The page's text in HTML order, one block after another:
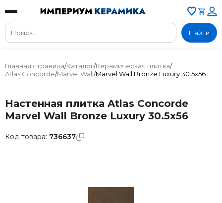
Найти
Главная страница/Каталог/Керамическая плитка/
Atlas Concorde/Marvel Wall/Marvel Wall Bronze Luxury 30.5x56
Настенная плитка Atlas Concorde
Marvel Wall Bronze Luxury 30.5x56
Код товара: 736637